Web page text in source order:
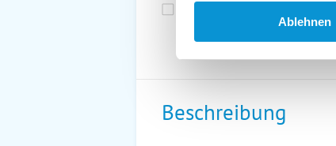
Ablehnen
Vollpension möglich
Beschreibung